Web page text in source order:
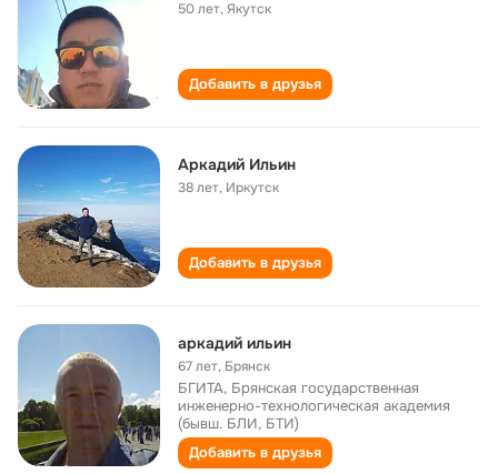
50 лет,Якутск
Добавить в друзья
Аркадий Ильин
38 лет, Иркутск
Добавить в друзья
аркадий ильин
67 лет, Брянск
БГИТА, Брянская государственная
инженерно-технологическая академия
(бывш. БЛИ, БТИ)
Добавить в друзья